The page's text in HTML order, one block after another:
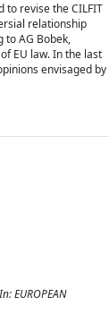
to revise the CILFIT
relationship
to AG Bobek,
EU law. In the last
envisaged by
EUROPEAN